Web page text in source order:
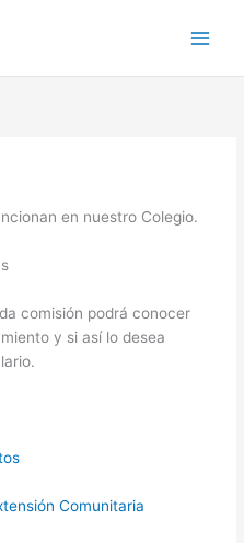
en nuestro Colegio.
comisión podrá conocer
y si así lo desea
Comunitaria